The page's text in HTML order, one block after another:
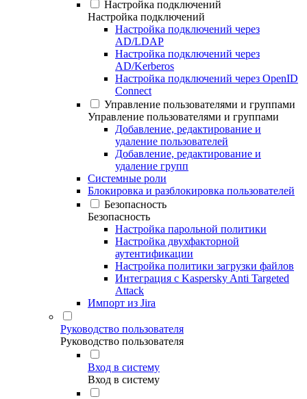
Настройка подключений
Настройка подключений
Настройка подключений через
AD/LDAP
Настройка подключений через
AD/Kerberos
Настройка подключений через OpenID
Connect
Управление пользователями и группами
Управление пользователями и группами
Добавление, редактирование и
удаление пользователей
Добавление, редактирование и
удаление групп
Системные роли
Блокировка и разблокировка пользователей
Безопасность
Безопасность
Настройка парольной политики
Настройка двухфакторной
аутентификации
Настройка политики загрузки файлов
Интеграция с Kaspersky Anti Targeted
Attack
Импорт из Jira
Руководство пользователя
Руководство пользователя
Вход в систему
Вход в систему